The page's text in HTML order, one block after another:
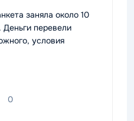
заняла около 10
перевели
условия
0